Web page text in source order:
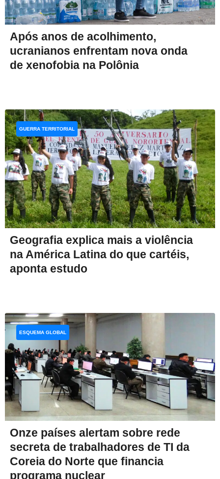
Após anos de acolhimento,
ucranianos enfrentam nova onda
de xenofobia na Polônia
Geografia explica mais a violência
na América Latina do que cartéis,
aponta estudo
GUERRA TERRITORIAL
Onze países alertam sobre rede
secreta de trabalhadores de TI da
Coreia do Norte que financia
programa nuclear
ESQUEMA GLOBAL